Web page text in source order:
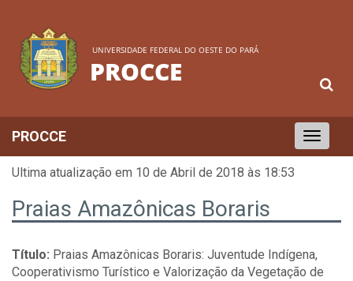
UNIVERSIDADE FEDERAL DO OESTE DO PARÁ
PROCCE
Toggle
navigation
PROCCE
Ultima atualização em 10 de Abril de 2018 às 18:53
Praias Amazônicas Boraris
Título: Praias Amazônicas Boraris: Juventude Indígena,
Cooperativismo Turístico e Valorização da Vegetação de